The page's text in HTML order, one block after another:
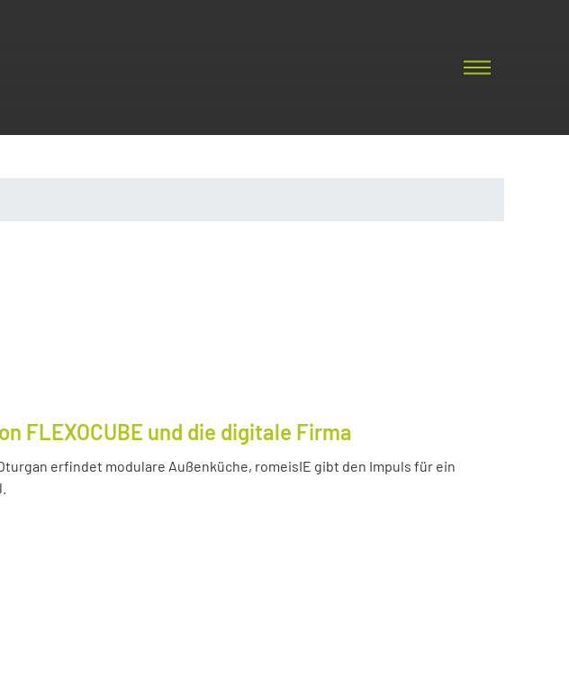
FLEXOCUBE und die digitale Firma
erfindet modulare Außenküche, romeisIE gibt den Impuls für ein